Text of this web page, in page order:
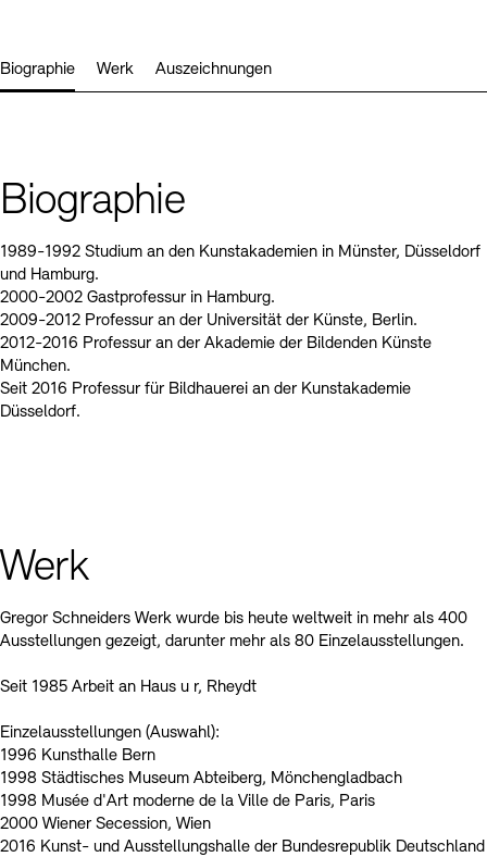
Tickets und Preise Öffnungszeiten
Preise, Stipendien und Stiftung
Europäische Allianz der Akademien
JUNGE AKADEMIE
Kulturelle Vermittlung – KUNSTWELTEN
Studio für Elektroakustische Musik
SINN UND FORM
Gesellschaft der Freunde
Stellenangebote
Nachhaltigkeit Kontakt
Bilderkeller
Vermietung Stellenangebote Presse
Nachhaltigkeit
Projekte
Abteilungen & Fachbereiche
Bibliothek
Kunstsammlung
Museen
Fundstücke
Biographie Werk Auszeichnungen
Biographie
1989-1992 Studium an den Kunstakademien in Münster, Düsseldorf
und Hamburg.
2000-2002 Gastprofessur in Hamburg.
2009-2012 Professur an der Universität der Künste, Berlin.
2012-2016 Professur an der Akademie der Bildenden Künste
München.
Seit 2016 Professur für Bildhauerei an der Kunstakademie
Düsseldorf.
Werk
Gregor Schneiders Werk wurde bis heute weltweit in mehr als 400
Ausstellungen gezeigt, darunter mehr als 80 Einzelausstellungen.
Seit 1985 Arbeit an Haus u r, Rheydt
Einzelausstellungen (Auswahl):
1996 Kunsthalle Bern
1998 Städtisches Museum Abteiberg, Mönchengladbach
1998 Musée d'Art moderne de la Ville de Paris, Paris
2000 Wiener Secession, Wien
2016 Kunst- und Ausstellungshalle der Bundesrepublik Deutschland